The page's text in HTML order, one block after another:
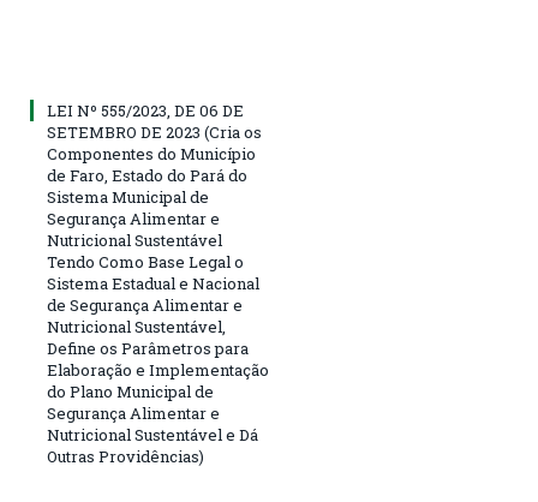
LEI Nº 555/2023, DE 06 DE
SETEMBRO DE 2023 (Cria os
Componentes do Município
de Faro, Estado do Pará do
Sistema Municipal de
Segurança Alimentar e
Nutricional Sustentável
Tendo Como Base Legal o
Sistema Estadual e Nacional
de Segurança Alimentar e
Nutricional Sustentável,
Define os Parâmetros para
Elaboração e Implementação
do Plano Municipal de
Segurança Alimentar e
Nutricional Sustentável e Dá
Outras Providências)